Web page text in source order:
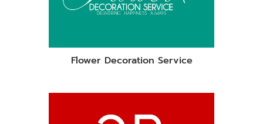
Flower Decoration Service